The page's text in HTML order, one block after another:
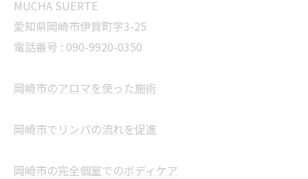
MUCHA SUERTE
愛知県岡崎市伊賀町字3-25
電話番号 : 090-9920-0350
岡崎市のアロマを使った施術
岡崎市でリンパの流れを促進
岡崎市の完全個室でのボディケア